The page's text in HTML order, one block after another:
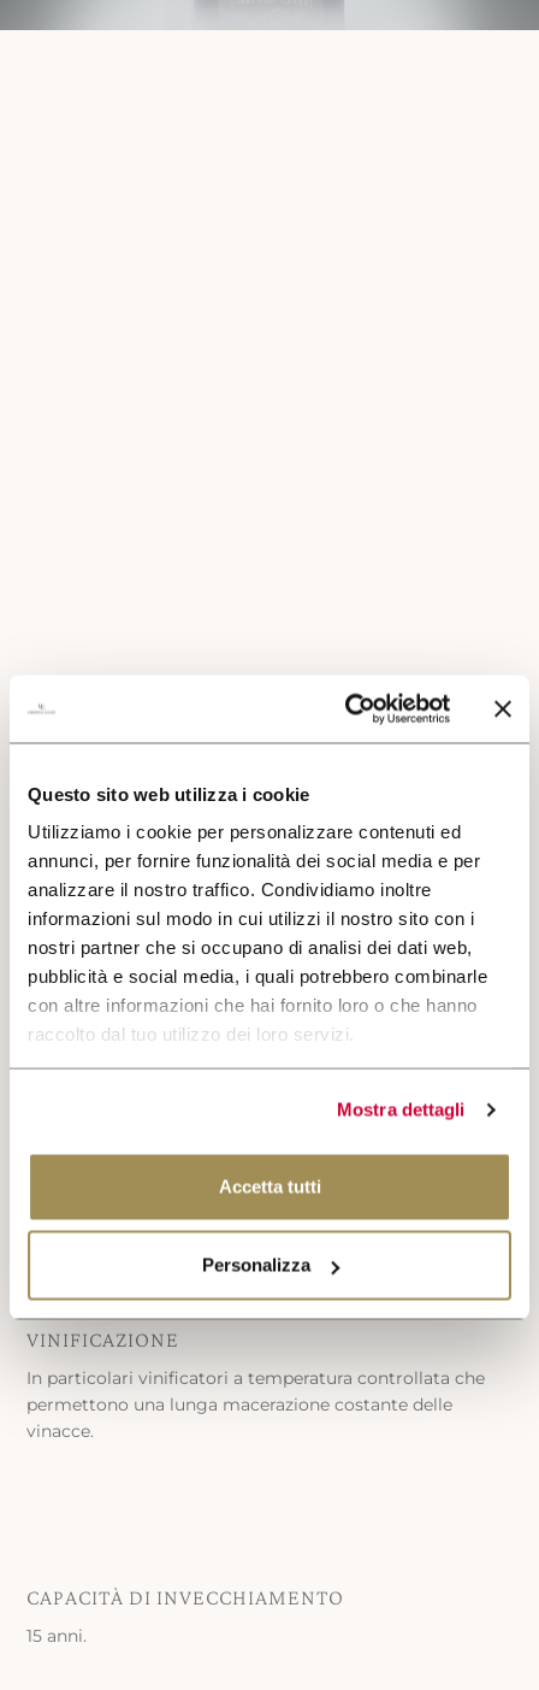
Questo sito web utilizza i cookie
Utilizziamo i cookie per personalizzare contenuti ed
annunci, per fornire funzionalità dei social media e per
analizzare il nostro traffico. Condividiamo inoltre
informazioni sul modo in cui utilizzi il nostro sito con i
nostri partner che si occupano di analisi dei dati web,
pubblicità e social media, i quali potrebbero combinarle
con altre informazioni che hai fornito loro o che hanno
raccolto dal tuo utilizzo dei loro servizi.
Mostra dettagli
Accetta tutti
Personalizza
Shop
CERCA
Sauvignon danno vita a un vino intenso, dagli aromi di
amarena e dalle delicate note di vaniglia e spezie.
VINIFICAZIONE
In particolari vinificatori a temperatura controllata che
permettono una lunga macerazione costante delle
vinacce.
CAPACITÀ DI INVECCHIAMENTO
15 anni.